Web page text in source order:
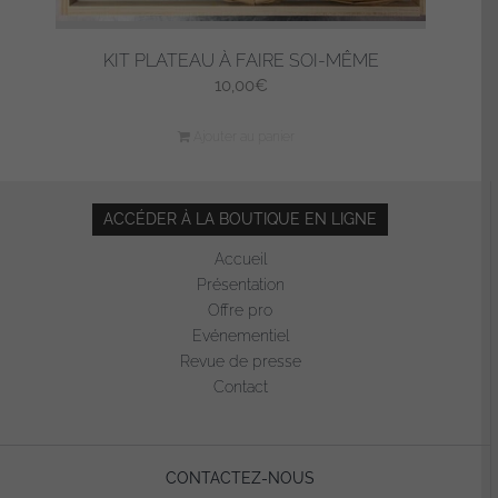
KIT PLATEAU À FAIRE SOI-MÊME
10,00€
ACCÉDER À LA BOUTIQUE EN LIGNE
Accueil
Présentation
Offre pro
Evénementiel
Revue de presse
Contact
CONTACTEZ-NOUS